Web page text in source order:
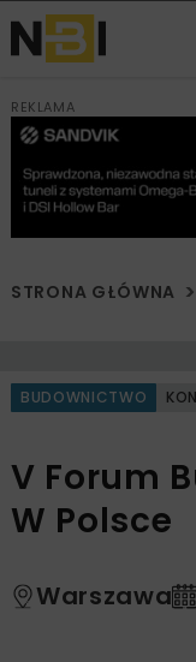
REKLAMA
STRONA GŁÓWNA
BUDOWNICTWO
V Forum
W Polsce
Warszawa